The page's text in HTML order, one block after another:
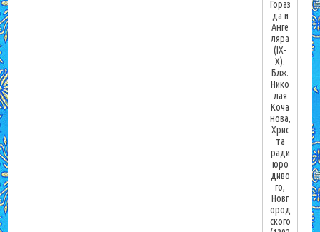
Гораз
да и
Анге
ляра
(IX-
X).
Блж.
Нико
лая
Коча
нова,
Хрис
та
ради
юро
диво
го,
Новг
ород
ского